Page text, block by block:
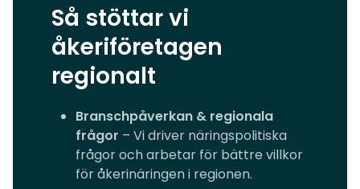
Så stöttar vi
åkeriföretagen
regionalt
Branschpåverkan & regionala
frågor – Vi driver näringspolitiska
frågor och arbetar för bättre villkor
för åkerinäringen i regionen.